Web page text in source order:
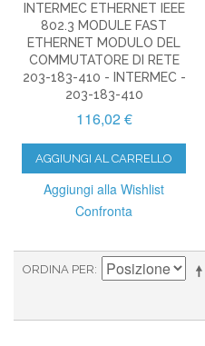
INTERMEC ETHERNET IEEE
802.3 MODULE FAST
ETHERNET MODULO DEL
COMMUTATORE DI RETE
203-183-410 - INTERMEC -
203-183-410
116,02 €
AGGIUNGI AL CARRELLO
Aggiungi alla Wishlist
Confronta
ORDINA PER